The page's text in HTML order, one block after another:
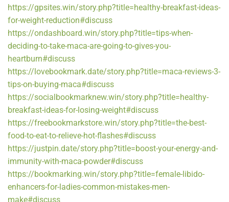
https://gpsites.win/story.php?title=healthy-breakfast-ideas-
for-weight-reduction#discuss
https://ondashboard.win/story.php?title=tips-when-
deciding-to-take-maca-are-going-to-gives-you-
heartburn#discuss
https://lovebookmark.date/story.php?title=maca-reviews-3-
tips-on-buying-maca#discuss
https://socialbookmarknew.win/story.php?title=healthy-
breakfast-ideas-for-losing-weight#discuss
https://freebookmarkstore.win/story.php?title=the-best-
food-to-eat-to-relieve-hot-flashes#discuss
https://justpin.date/story.php?title=boost-your-energy-and-
immunity-with-maca-powder#discuss
https://bookmarking.win/story.php?title=female-libido-
enhancers-for-ladies-common-mistakes-men-
make#discuss